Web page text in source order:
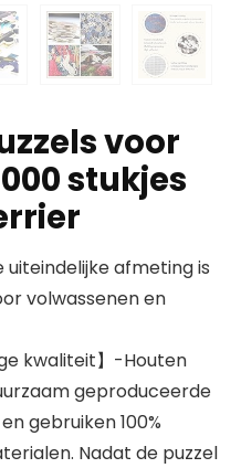
voor
stukjes
uiteindelijke afmeting is
volwassenen en
kwaliteit】-Houten
geproduceerde
gebruiken 100%
Nadat de puzzel